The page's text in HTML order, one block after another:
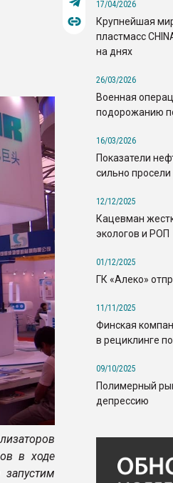
в ходе
17/04/2026
Крупнейшая
пластмасс
на днях
26/03/2026
Военная
подорожанию
16/03/2026
Показатели
сильно просели
12/12/2025
Кацевман
экологов и РОП
01/12/2025
ГК «Алеко»
11/11/2025
Финская
в рециклинге
09/10/2025
Полимерный
депрессию